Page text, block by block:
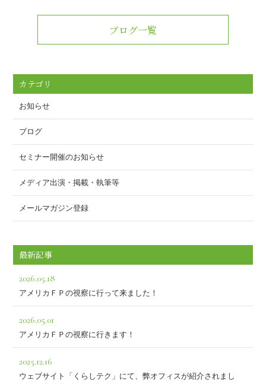
b
er
ブログ一覧
カテゴリ
お知らせ
ブログ
セミナー開催のお知らせ
メディア出演・掲載・執筆等
メールマガジン登録
最新記事
2026.05.18
アメリカＦＰの視察に行って来ました！
2026.05.01
アメリカＦＰの視察に行きます！
2025.12.16
ウェブサイト「くらしテク」にて、弊オフィスが紹介されまし